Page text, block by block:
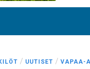
/ UUTISET / VAPAA-